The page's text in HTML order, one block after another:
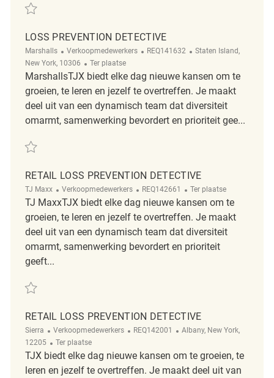
Redden Retail Loss Prevention Detective REQ58485
LOSS PREVENTION DETECTIVE
Marshalls Categorie
Verkoopmedewerkers ReqId
REQ141632 Plaats
Staten Island,
New York, 10306
Afgelegen
Ter plaatse
MarshallsTJX biedt elke dag nieuwe kansen om te
groeien, te leren en jezelf te overtreffen. Je maakt
deel uit van een dynamisch team dat diversiteit
omarmt, samenwerking bevordert en prioriteit gee...
Redden Loss Prevention Detective REQ141632
RETAIL LOSS PREVENTION DETECTIVE
TJ Maxx Categorie
Verkoopmedewerkers ReqId
REQ142661 Afgelegen
Ter plaatse
TJ MaxxTJX biedt elke dag nieuwe kansen om te
groeien, te leren en jezelf te overtreffen. Je maakt
deel uit van een dynamisch team dat diversiteit
omarmt, samenwerking bevordert en prioriteit
geeft...
Redden Retail Loss Prevention Detective REQ142661
RETAIL LOSS PREVENTION DETECTIVE
Sierra Categorie
Verkoopmedewerkers ReqId
REQ142001 Plaats
Albany, New York,
12205
Afgelegen
Ter plaatse
TJX biedt elke dag nieuwe kansen om te groeien, te
leren en jezelf te overtreffen. Je maakt deel uit van